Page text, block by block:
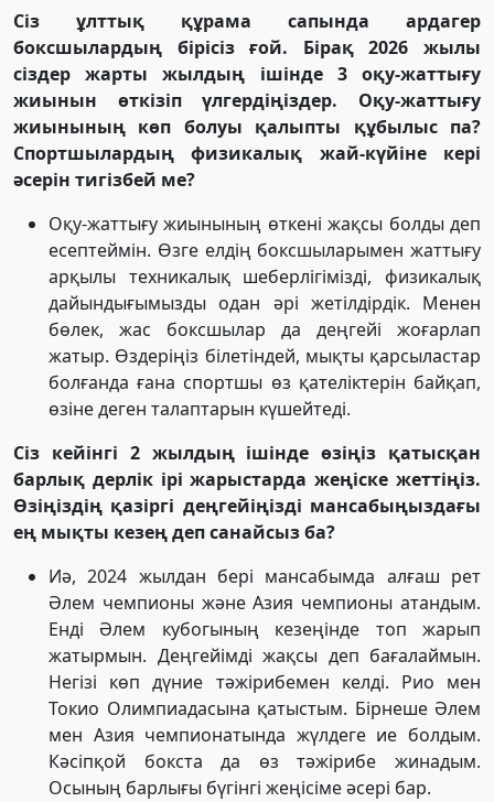
Сіз ұлттық құрама сапында ардагер
боксшылардың бірісіз ғой. Бірақ 2026 жылы
сіздер жарты жылдың ішінде 3 оқу-жаттығу
жиынын өткізіп үлгердіңіздер. Оқу-жаттығу
жиынының көп болуы қалыпты құбылыс па?
Спортшылардың физикалық жай-күйіне кері
әсерін тигізбей ме?
Оқу-жаттығу жиынының өткені жақсы болды деп
есептеймін. Өзге елдің боксшыларымен жаттығу
арқылы техникалық шеберлігімізді, физикалық
дайындығымызды одан әрі жетілдірдік. Менен
бөлек, жас боксшылар да деңгейі жоғарлап
жатыр. Өздеріңіз білетіндей, мықты қарсыластар
болғанда ғана спортшы өз қателіктерін байқап,
өзіне деген талаптарын күшейтеді.
Сіз кейінгі 2 жылдың ішінде өзіңіз қатысқан
барлық дерлік ірі жарыстарда жеңіске жеттіңіз.
Өзіңіздің қазіргі деңгейіңізді мансабыңыздағы
ең мықты кезең деп санайсыз ба?
Иә, 2024 жылдан бері мансабымда алғаш рет
Әлем чемпионы және Азия чемпионы атандым.
Енді Әлем кубогының кезеңінде топ жарып
жатырмын. Деңгейімді жақсы деп бағалаймын.
Негізі көп дүние тәжірибемен келді. Рио мен
Токио Олимпиадасына қатыстым. Бірнеше Әлем
мен Азия чемпионатында жүлдеге ие болдым.
Кәсіпқой бокста да өз тәжірибе жинадым.
Осының барлығы бүгінгі жеңісіме әсері бар.